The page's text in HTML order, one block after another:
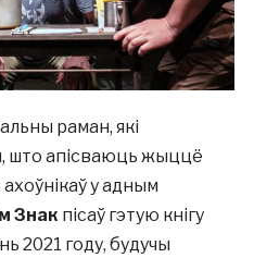
раман, які
што апісваюць жыццё
ахоўнікаў у адным
Знак пісаў гэтую кнігу
2021 году, будучы